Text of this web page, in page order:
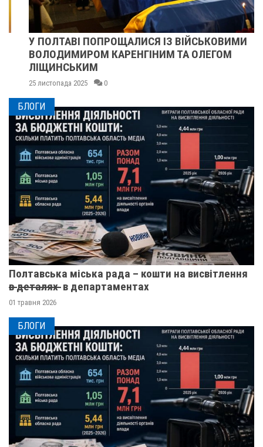
У ПОЛТАВІ ПОПРОЩАЛИСЯ ІЗ ВІЙСЬКОВИМИ
ВОЛОДИМИРОМ КАРЕНГІНИМ ТА ОЛЕГОМ
ЛІЩИНСЬКИМ
25 листопада 2025 0
БЛОГИ
Полтавська міська рада – кошти на висвітлення
в̶ ̶д̶е̶т̶а̶л̶я̶х̶ ̶ в департаментах
01 травня 2026
БЛОГИ